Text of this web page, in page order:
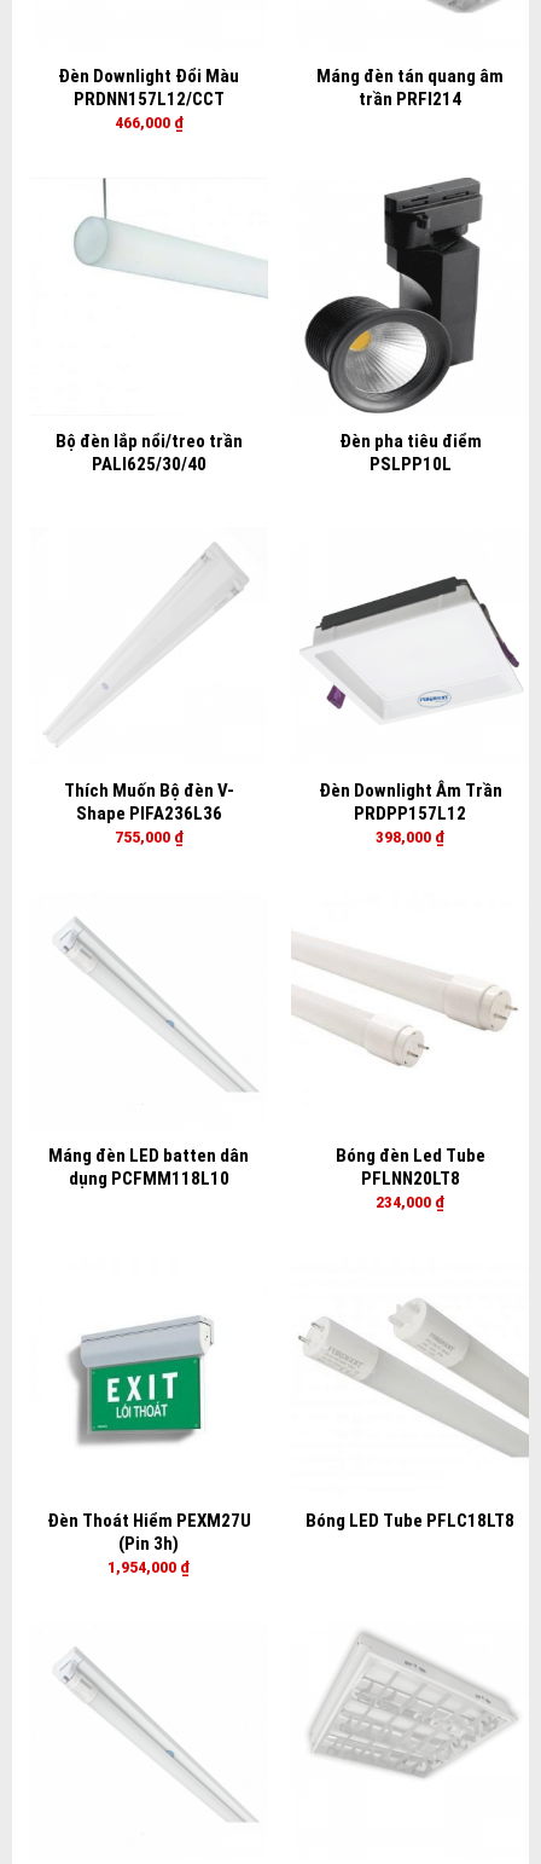
Đèn Downlight Đổi Màu
PRDNN157L12/CCT
466,000 ₫
Máng đèn tán quang âm
trần PRFI214
Bộ đèn lắp nổi/treo trần
PALI625/30/40
Đèn pha tiêu điểm
PSLPP10L
Thích Muốn Bộ đèn V-
Shape PIFA236L36
755,000 ₫
Đèn Downlight Âm Trần
PRDPP157L12
398,000 ₫
Máng đèn LED batten dân
dụng PCFMM118L10
Bóng đèn Led Tube
PFLNN20LT8
234,000 ₫
Đèn Thoát Hiểm PEXM27U
(Pin 3h)
1,954,000 ₫
Bóng LED Tube PFLC18LT8